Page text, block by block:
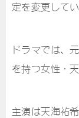
定を変更してい
ドラマでは、
を持つ女性・
主演は天海祐